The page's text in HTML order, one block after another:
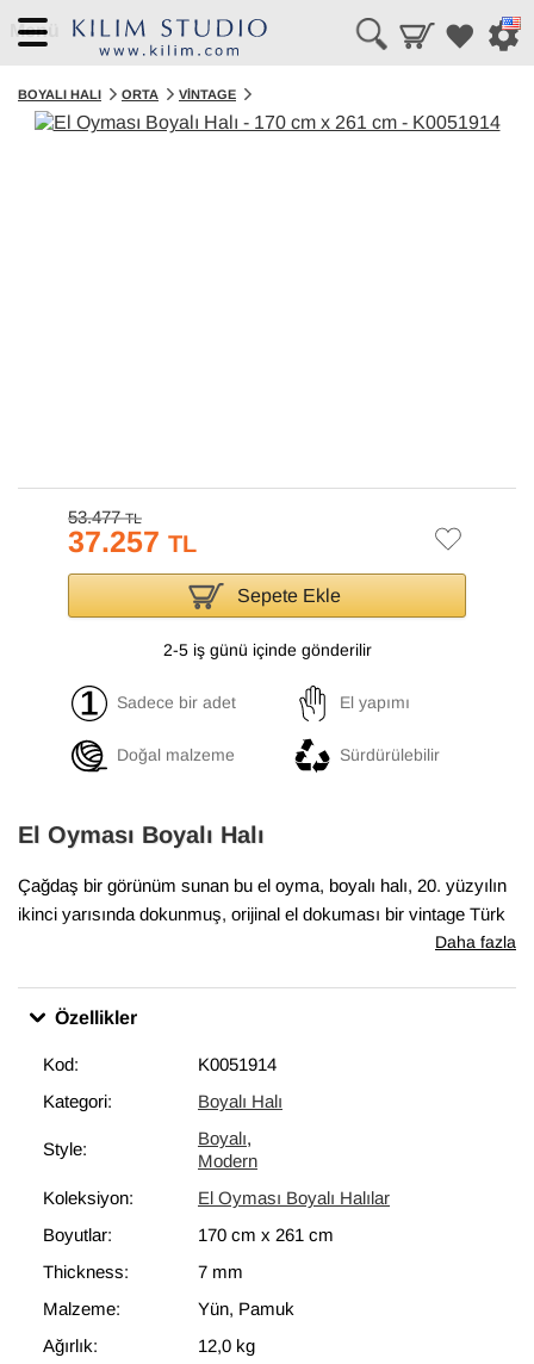
Menü
BOYALI HALI ORTA VINTAGE
53.477TL
37.257 TL
Sepete Ekle
2-5 iş günü içinde gönderilir
Sadece bir adet El yapımı
Doğal malzeme Sürdürülebilir
El Oyması Boyalı Halı
Çağdaş bir görünüm sunan bu el oyma, boyalı halı, 20. yüzyılın
ikinci yarısında dokunmuş, orijinal el dokuması bir vintage Türk
ve modern tonlarla yeniden renklendirilir. Bu koleksiyonu özel
kılan ise, halının deseninin havdan oyularak ortaya
görünümüyle adeta çağdaş bir sanat eseri niteliğindedir ve
modern iç mekanlara mükemmel uyum sağlar.
%100 yün, pamuk atkı ve çözgüyle dokunmuş olan bu
"eskitme" halının ölçüleri:170 cm x 261 cm
Daha fazla
Özellikler
Kod:
K0051914
Kategori:
Boyalı Halı
Style:
Boyalı,
Modern
Koleksiyon:
El Oyması Boyalı Halılar
Boyutlar:
170 cm x 261 cm
Thickness:
7 mm
Malzeme:
Yün, Pamuk
Ağırlık:
12,0 kg